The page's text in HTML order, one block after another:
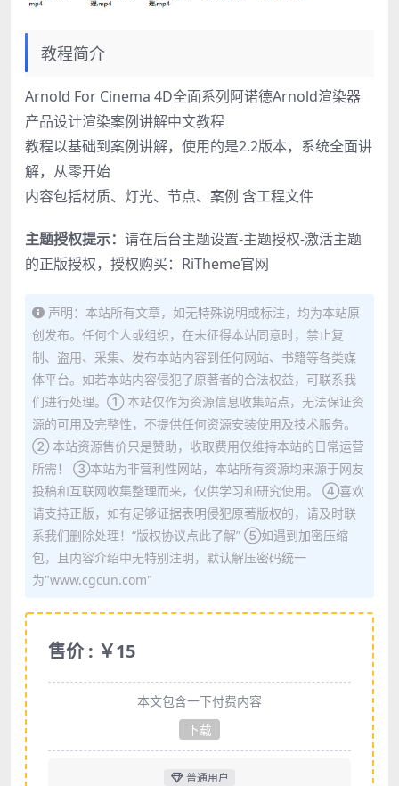
教程简介
Arnold For Cinema 4D全面系列阿诺德Arnold渲染器
产品设计渲染案例讲解中文教程
教程以基础到案例讲解，使用的是2.2版本，系统全面讲
解，从零开始
内容包括材质、灯光、节点、案例 含工程文件
主题授权提示： 请在后台主题设置-主题授权-激活主题
的正版授权，授权购买： RiTheme官网
声明：本站所有文章，如无特殊说明或标注，均为本站原
创发布。任何个人或组织，在未征得本站同意时，禁止复
制、盗用、采集、发布本站内容到任何网站、书籍等各类媒
体平台。如若本站内容侵犯了原著者的合法权益，可联系我
们进行处理。① 本站仅作为资源信息收集站点，无法保证资
源的可用及完整性，不提供任何资源安装使用及技术服务。
② 本站资源售价只是赞助，收取费用仅维持本站的日常运营
所需！ ③本站为非营利性网站，本站所有资源均来源于网友
投稿和互联网收集整理而来，仅供学习和研究使用。 ④喜欢
请支持正版，如有足够证据表明侵犯原著版权的，请及时联
系我们删除处理！“版权协议点此了解” ⑤如遇到加密压缩
包，且内容介绍中无特别注明，默认解压密码统一
为"www.cgcun.com"
售价 : ￥15
本文包含一下付费内容
下载
普通用户